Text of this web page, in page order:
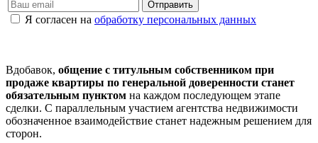
Отправить
Я согласен на обработку персональных данных
Вдобавок, общение с титульным собственником при
продаже квартиры по генеральной доверенности станет
обязательным пунктом на каждом последующем этапе
сделки. С параллельным участием агентства недвижимости
обозначенное взаимодействие станет надежным решением для
сторон.